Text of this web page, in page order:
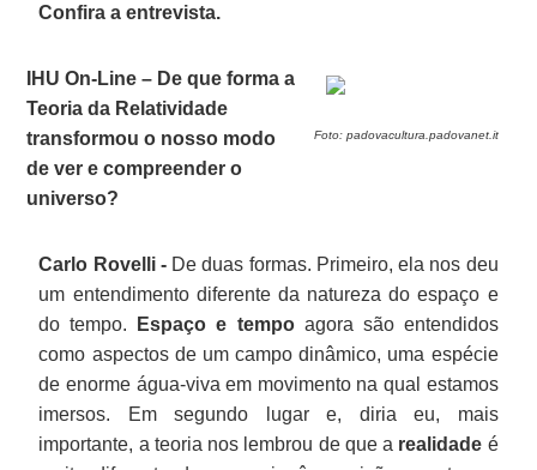
Confira a entrevista.
Foto: padovacultura.padovanet.it
IHU On-Line – De que forma a
Teoria da Relatividade
transformou o nosso modo
de ver e compreender o
universo?
Carlo Rovelli -De duas formas. Primeiro, ela nos deu
um entendimento diferente da natureza do espaço e
do tempo.
Espaço e tempoagora são entendidos
como aspectos de um campo dinâmico, uma espécie
de enorme água-viva em movimento na qual estamos
imersos. Em segundo lugar e, diria eu, mais
importante, a teoria nos lembrou de que a realidade é